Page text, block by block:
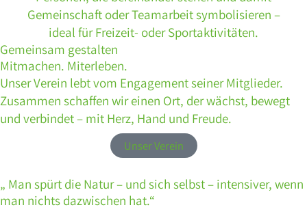
Gemeinsam gestalten
Mitmachen. Miterleben.
Unser Verein lebt vom Engagement seiner Mitglieder.
Zusammen schaffen wir einen Ort, der wächst, bewegt
und verbindet – mit Herz, Hand und Freude.
Unser Verein
„ Man spürt die Natur – und sich selbst – intensiver, wenn
man nichts dazwischen hat.“